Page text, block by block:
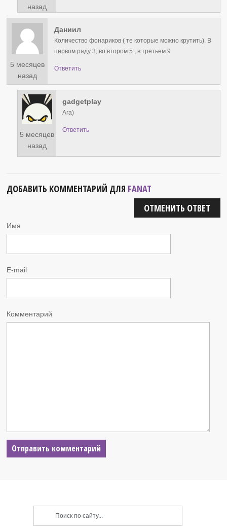
назад
5 месяцев
назад
Даниил
Количество фонариков ( те которые можно крутить). В
первом ряду 3, во втором 5 , в третьем 9
Ответить
5 месяцев
назад
gadgetplay
Ага)
Ответить
ДОБАВИТЬ КОММЕНТАРИЙ ДЛЯ FANAT
ОТМЕНИТЬ ОТВЕТ
Имя
E-mail
Комментарий